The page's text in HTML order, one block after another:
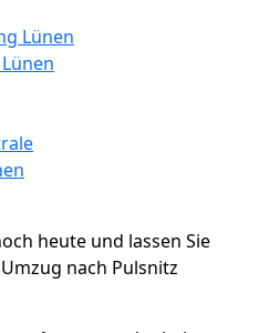
Lünen
heute und lassen Sie
nach Pulsnitz